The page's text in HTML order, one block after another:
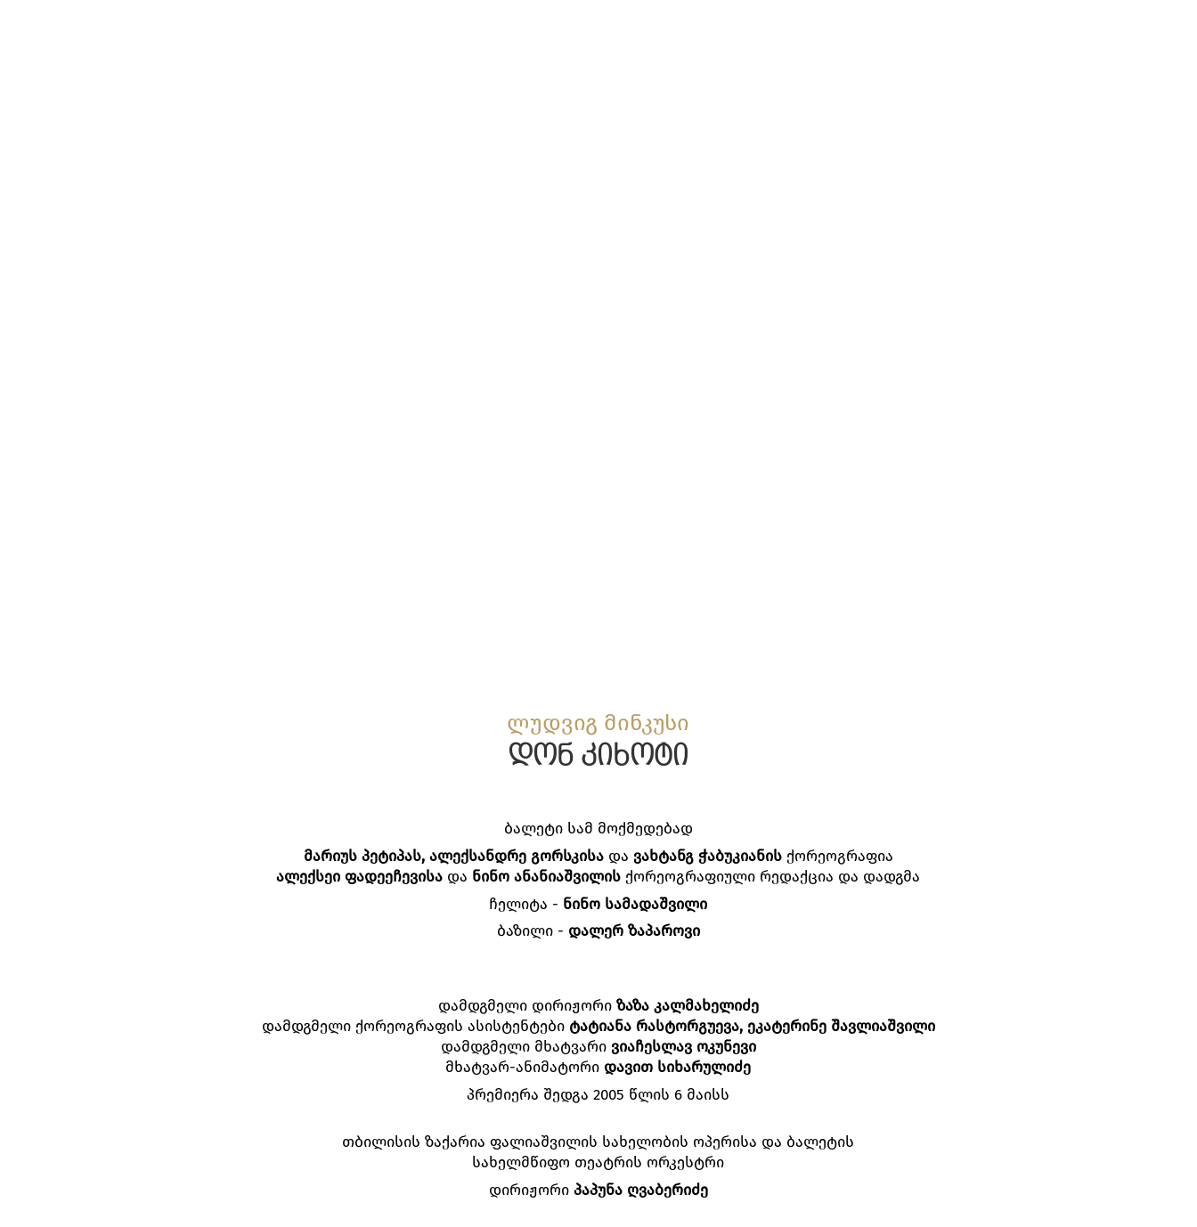
ლუდვიგ მინკუსი
დონ კიხოტი
ბალეტი სამ მოქმედებად
მარიუს პეტიპას, ალექსანდრე გორსკისა და ვახტანგ ჭაბუკიანისქორეოგრაფია
ალექსეი ფადეეჩევისა და ნინო ანანიაშვილის ქორეოგრაფიული რედაქცია და დადგმა
ჩელიტა - ნინო სამადაშვილი
ბაზილი - დალერ ზაპაროვი
დამდგმელი დირიჟორი ზაზა კალმახელიძე
დამდგმელი ქორეოგრაფის ასისტენტები ტატიანა რასტორგუევა, ეკატერინე შავლიაშვილი
დამდგმელი მხატვარი ვიაჩესლავ ოკუნევი
მხატვარ-ანიმატორი დავით სიხარულიძე
პრემიერა შედგა 2005 წლის 6 მაისს
თბილისის ზაქარია ფალიაშვილის სახელობის ოპერისა და ბალეტის
სახელმწიფო თეატრის ორკესტრი
დირიჟორი პაპუნა ღვაბერიძე